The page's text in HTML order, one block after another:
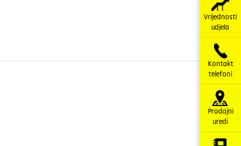
Vrijednosti
udjela
Kontakt
telefoni
Prodajni
uredi